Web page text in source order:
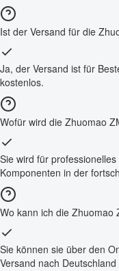
Ist der Versand für die
Ja, der Versand ist für
kostenlos.
Wofür wird die Zhuomao
Sie wird für
Komponenten in der
Wo kann ich die Zhuomao
Sie können sie über den
Versand nach